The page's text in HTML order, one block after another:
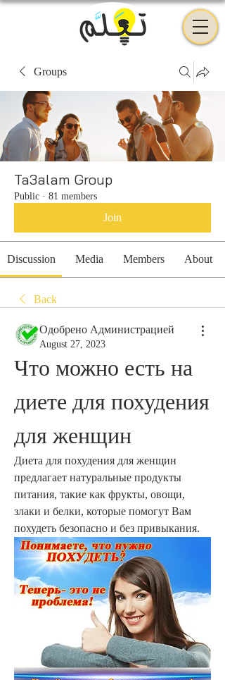
Groups
Ta3alam Group
Public · 81 members
Join
Discussion Media Members About
Back
Одобрено Администрацией
August 27, 2023
Что можно есть на
диете для похудения
для женщин
Диета для похудения для женщин
предлагает натуральные продукты
питания, такие как фрукты, овощи,
злаки и белки, которые помогут Вам
похудеть безопасно и без привыкания.